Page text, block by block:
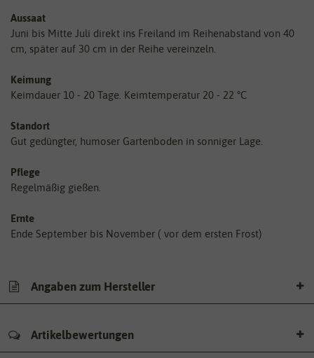
Aussaat
Juni bis Mitte Juli direkt ins Freiland im Reihenabstand von 40
cm, später auf 30 cm in der Reihe vereinzeln.
Keimung
Keimdauer 10 - 20 Tage. Keimtemperatur 20 - 22 °C
Standort
Gut gedüngter, humoser Gartenboden in sonniger Lage.
Pflege
Regelmäßig gießen.
Ernte
Ende September bis November ( vor dem ersten Frost)
Angaben zum Hersteller
Artikelbewertungen